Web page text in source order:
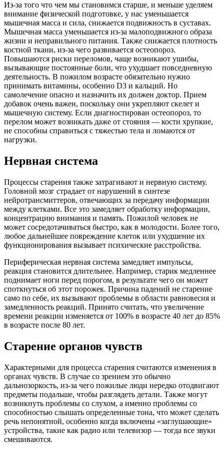
Из-за того что чем мы становимся старше, и меньше уделяем
внимание физической подготовке, у нас уменьшается
мышечная масса и сила, снижается подвижность в суставах.
Мышечная масса уменьшается из-за малоподвижного образа
жизни и неправильного питания. Также снижается плотность
костной ткани, из-за чего развивается остеопороз.
Повышаются риски переломов, чаще возникают ушибы,
вызывающие постоянные боли, что ухудшает повседневную
деятельность. В пожилом возрасте обязательно нужно
принимать витамины, особенно D3 и кальций. Но
самолечение опасно и назначить их должен доктор. Прием
добавок очень важен, поскольку они укрепляют скелет и
мышечную систему. Если диагностирован остеопороз, то
перелом может возникать даже от стояния — кости хрупкие,
не способны справиться с тяжестью тела и ломаются от
нагрузки.
Нервная система
Процессы старения также затрагивают и нервную систему.
Головной мозг страдает от нарушений в синтезе
нейротрансмиттеров, отвечающих за передачу информации
между клетками. Все это замедляет обработку информации,
концентрацию внимания и память. Пожилой человек не
может сосредотачиваться быстро, как в молодости. Более того,
любое дальнейшее повреждение клеток или ухудшение их
функционирования вызывает психические расстройства.
Периферическая нервная система замедляет импульсы,
реакция становится длительнее. Например, старик медленнее
поднимает ноги перед порогом, в результате чего он может
споткнуться об этот порожек. Причина падений не старение
само по себе, их вызывают проблемы в области равновесия и
замедленность реакций. Принято считать, что увеличение
времени реакции изменяется от 100% в возрасте 40 лет до 85%
в возрасте после 80 лет.
Старение органов чувств
Характерными для процесса старения считаются изменения в
органах чувств. В случае со зрением это обычно
дальнозоркость, из-за чего пожилые люди нередко отодвигают
предметы подальше, чтобы разглядеть детали. Также могут
возникнуть проблемы со слухом, а именно проблемы со
способностью слышать определенные тона, что может сделать
речь непонятной, особенно когда включены «заглушающие»
устройства, такие как радио или телевизор — тогда все звуки
смешиваются.